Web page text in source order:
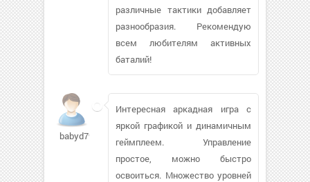
различные тактики добавляет
разнообразия. Рекомендую
всем любителям активных
баталий!
babyd79
Интересная аркадная игра с
яркой графикой и динамичным
геймплеем. Управление
простое, можно быстро
освоиться. Множество уровней